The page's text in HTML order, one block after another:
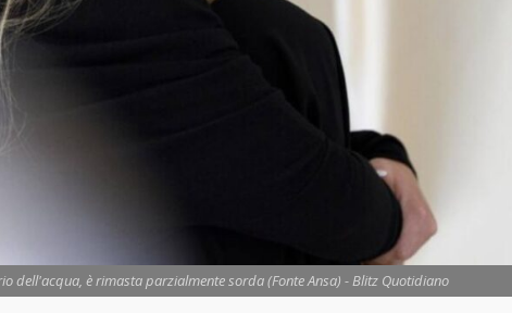
dell'acqua, è rimasta parzialmente sorda (Fonte Ansa) - Blitz Quotidiano